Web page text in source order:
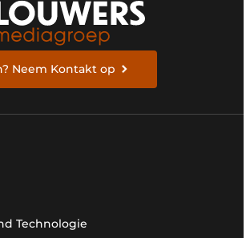
Neem Kontakt op
Technologie